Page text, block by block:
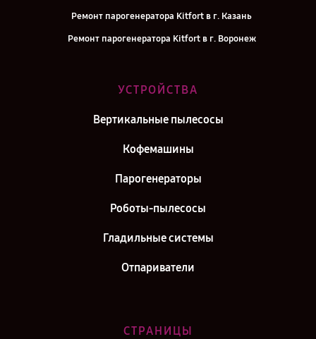
Ремонт парогенератора Kitfort в г. Казань
Ремонт парогенератора Kitfort в г. Воронеж
Ремонт парогенератора Kitfort в г. Самара
Ремонт парогенератора Kitfort в г. Санкт-Петербург
УСТРОЙСТВА
Вертикальные пылесосы
Кофемашины
Парогенераторы
Роботы-пылесосы
Гладильные системы
Отпариватели
СТРАНИЦЫ